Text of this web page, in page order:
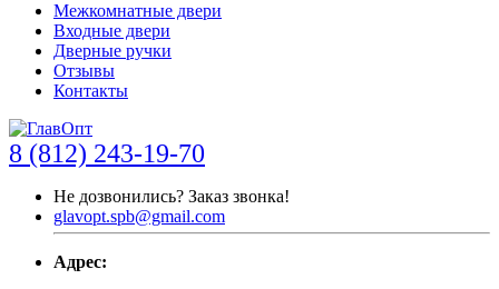
Межкомнатные двери
Входные двери
Дверные ручки
Отзывы
Контакты
8 (812) 243-19-70
Не дозвонились? Заказ звонка!
glavopt.spb@gmail.com
Адрес: